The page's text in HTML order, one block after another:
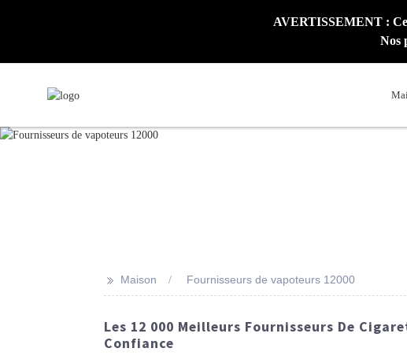
AVERTISSEMENT :
Nos
>> Maison Fournisseurs de vapoteurs 12000
Les 12 000 Meilleurs Fournisseurs De
Confiance